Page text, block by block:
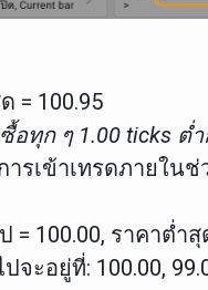
= 100.95
ซื้อทุก ๆ 1.00 ticks ต่
รเข้าเทรดภายใน
= 100.00, ราคาต่ำสุ
ะอยู่ที่: 100.00,